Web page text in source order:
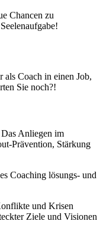
Chancen zu
Coach in einen Job,
Sie noch?!
Anliegen im
Prävention, Stärkung
Coaching lösungs- und
und Krisen
Ziele und Visionen